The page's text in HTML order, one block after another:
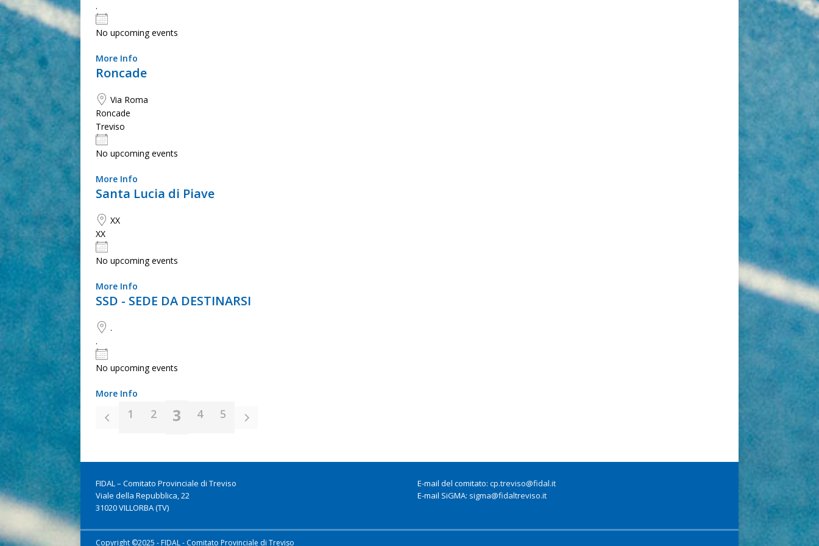
.
No upcoming events
More Info
Roncade
Via Roma
Roncade
Treviso
No upcoming events
More Info
Santa Lucia di Piave
XX
XX
No upcoming events
More Info
SSD - SEDE DA DESTINARSI
.
.
No upcoming events
More Info
1 2 3 4 5
FIDAL – Comitato Provinciale di Treviso
Viale della Repubblica, 22
31020 VILLORBA (TV)
E-mail del comitato: cp.treviso@fidal.it
E-mail SiGMA: sigma@fidaltreviso.it
Copyright ©2025 - FIDAL - Comitato Provinciale di Treviso